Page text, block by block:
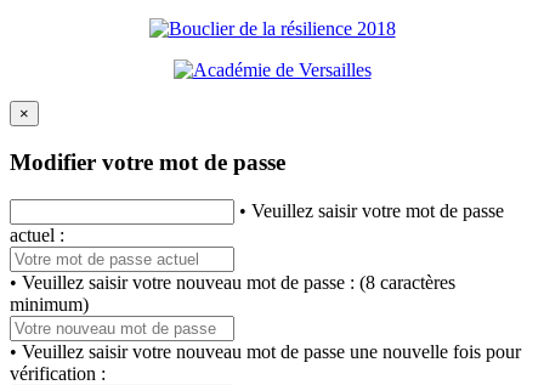
×
Modifier votre mot de passe
• Veuillez saisir votre mot de passe
actuel :
• Veuillez saisir votre nouveau mot de passe : (8 caractères
minimum)
• Veuillez saisir votre nouveau mot de passe une nouvelle fois pour
vérification :